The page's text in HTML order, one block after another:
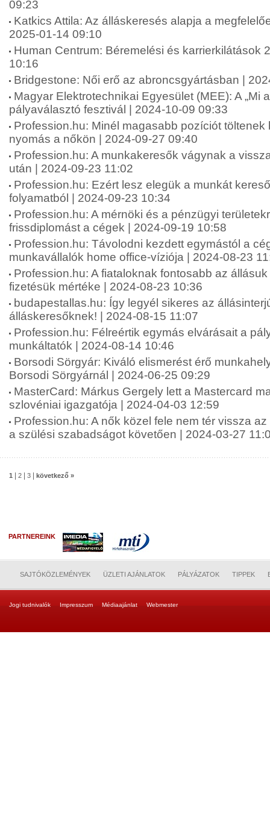
09:23
Katkics Attila: Az álláskeresés alapja a
2025-01-14 09:10
Human Centrum: Béremelési és karrierkilátások
10:16
Bridgestone: Női erő az abroncsgyártásban |
Magyar Elektrotechnikai Egyesület (MEE): A „Mi
pályaválasztó fesztivál | 2024-10-09 09:33
Profession.hu: Minél magasabb pozíciót
nyomás a nőkön | 2024-09-27 09:40
Profession.hu: A munkakeresők vágynak a
után | 2024-09-23 11:02
Profession.hu: Ezért lesz elegük a munkát
folyamatból | 2024-09-23 10:34
Profession.hu: A mérnöki és a pénzügyi
frissdiplomást a cégek | 2024-09-19 10:58
Profession.hu: Távolodni kezdett egymástól a
munkavállalók home office-víziója | 2024-08-23
Profession.hu: A fiataloknak fontosabb az
fizetésük mértéke | 2024-08-23 10:36
budapestallas.hu: Így legyél sikeres az
álláskeresőknek! | 2024-08-15 11:07
Profession.hu: Félreértik egymás elvárásait a
munkáltatók | 2024-08-14 10:46
Borsodi Sörgyár: Kiváló elismerést érő
Borsodi Sörgyárnál | 2024-06-25 09:29
MasterCard: Márkus Gergely lett a Mastercard
szlovéniai igazgatója | 2024-04-03 12:59
Profession.hu: A nők közel fele nem tér vissza
a szülési szabadságot követően | 2024-03-27
1 2 3 következő »
PARTNEREINK
SAJTÓKÖZLEMÉNYEK ÜZLETI AJÁNLATOK PÁLYÁZATOK TIPPEK
Jogi tudnivalók Impresszum Médiaajánlat Webmester